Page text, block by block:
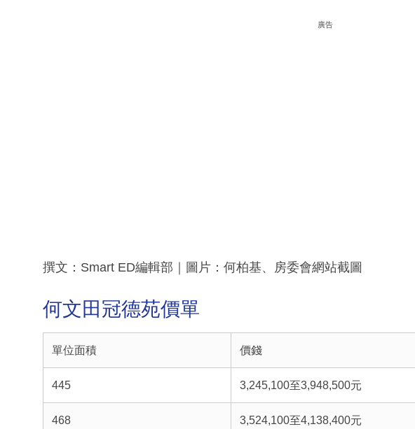
廣告
撰文：Smart ED編輯部｜圖片：何柏基、房委會網站截圖
何文田冠德苑價單
單位面積 價錢
445 3,245,100至3,948,500元
468 3,524,100至4,138,400元